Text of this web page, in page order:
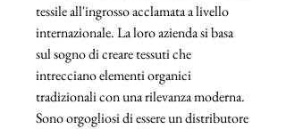
tessile all'ingrosso acclamata a livello
internazionale. La loro azienda si basa
sul sogno di creare tessuti che
intrecciano elementi organici
tradizionali con una rilevanza moderna.
Sono orgogliosi di essere un distributore